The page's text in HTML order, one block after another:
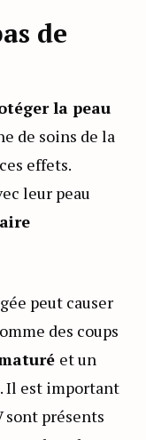
de
la peau
de soins de la
effets.
leur peau
peut causer
des coups
et un
Il est important
sont présents